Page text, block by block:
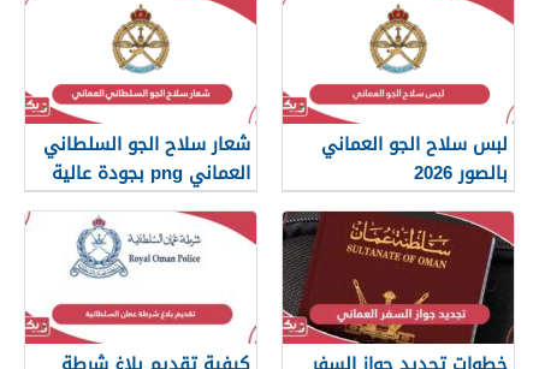
لبس سلاح الجو العماني
بالصور 2026
شعار سلاح الجو السلطاني
العماني png بجودة عالية
2026